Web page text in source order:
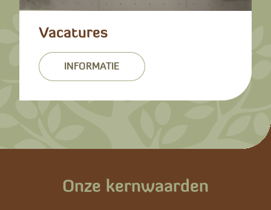
Vacatures
INFORMATIE
Onze kernwaarden